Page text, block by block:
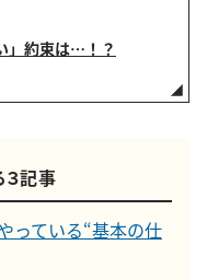
」約束は…！？
記事
っている“基本の仕